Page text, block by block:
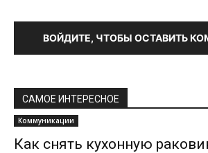
ВОЙДИТЕ, ЧТОБЫ ОСТАВИТЬ
САМОЕ ИНТЕРЕСНОЕ
Коммуникации
Как снять кухонную